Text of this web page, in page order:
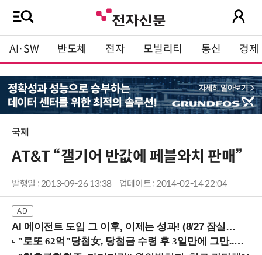
AI·SW 반도체 전자 모빌리티 통신 경제
국제
AT&T “갤기어 반값에 페블와치 판매”
발행일 : 2013-09-26 13:38 업데이트 : 2014-02-14 22:04
AI 에이전트 도입 그 이후, 이제는 성과! (8/27 잠실역)